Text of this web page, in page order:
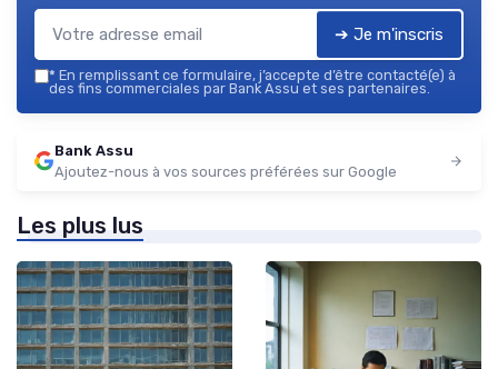
➔ Je m'inscris
* En remplissant ce formulaire, j’accepte d’être contacté(e) à
des fins commerciales par Bank Assu et ses partenaires.
Bank Assu
Ajoutez-nous à vos sources préférées sur Google
Les plus lus